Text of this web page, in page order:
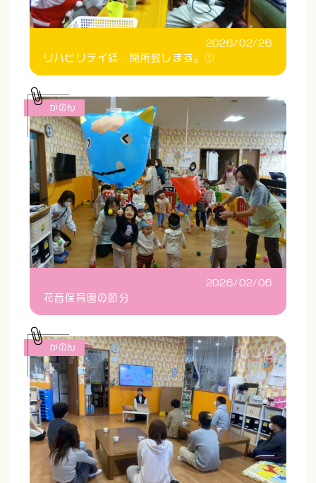
2026/02/26
リハビリデイ結 閉所致します。①
2026/02/06
花音保育園の節分
かのん
かのん